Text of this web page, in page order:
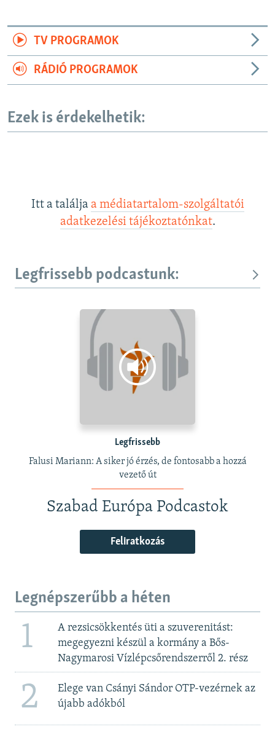
TV PROGRAMOK
RÁDIÓ PROGRAMOK
Ezek is érdekelhetik:
Itt a találja a médiatartalom-szolgáltatói
adatkezelési tájékoztatónkat.
Legfrissebb podcastunk:
Legfrissebb
Falusi Mariann: A siker jó érzés, de fontosabb a hozzá
vezető út
Szabad Európa Podcastok
Feliratkozás
Legnépszerűbb a héten
1
A rezsicsökkentés üti a szuverenitást:
megegyezni készül a kormány a Bős-
Nagymarosi Vízlépcsőrendszerről 2. rész
2
Elege van Csányi Sándor OTP-vezérnek az
újabb adókból